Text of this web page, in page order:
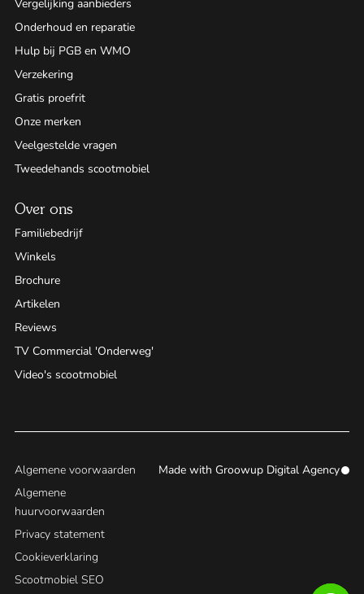
Vergelijking aanbieders
Onderhoud en reparatie
Hulp bij PGB en WMO
Verzekering
Gratis proefrit
Onze merken
Veelgestelde vragen
Tweedehands scootmobiel
Over ons
Familiebedrijf
Winkels
Brochure
Artikelen
Reviews
TV Commercial 'Onderweg'
Video's scootmobiel
Algemene voorwaarden
Algemene
huurvoorwaarden
Privacy statement
Cookieverklaring
Scootmobiel SEO
Made with Groowup Digital Agency